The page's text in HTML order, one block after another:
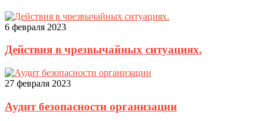
6 февраля 2023
Действия в чрезвычайных ситуациях.
27 февраля 2023
Аудит безопасности организации